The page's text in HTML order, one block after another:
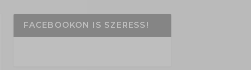
FACEBOOKON IS SZERESS!